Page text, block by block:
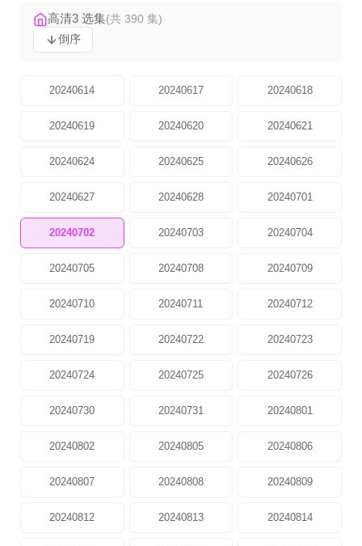
高清3 选集(共 390 集)
倒序
20240614 20240617 20240618
20240619 20240620 20240621
20240624 20240625 20240626
20240627 20240628 20240701
20240702 20240703 20240704
20240705 20240708 20240709
20240710 20240711 20240712
20240719 20240722 20240723
20240724 20240725 20240726
20240730 20240731 20240801
20240802 20240805 20240806
20240807 20240808 20240809
20240812 20240813 20240814